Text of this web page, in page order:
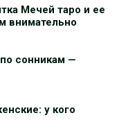
Мечей таро и ее
внимательно
сонникам —
у кого